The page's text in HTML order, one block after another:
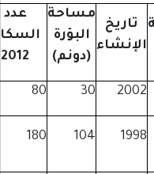
مساحة
البؤرة
(دونم)
عدد
السكان
2012
30
80
104
180